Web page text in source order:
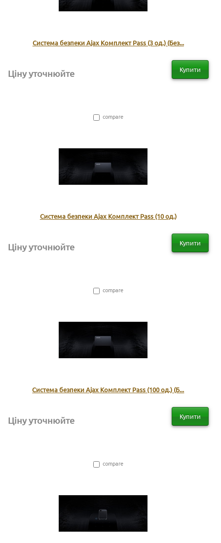
Система безпеки Ajax Комплект Pass (3 од.) (Без...
Ціну уточнюйте Купити
compare
Система безпеки Ajax Комплект Pass (10 од.)
Ціну уточнюйте Купити
compare
Система безпеки Ajax Комплект Pass (100 од.) (Б...
Ціну уточнюйте Купити
compare